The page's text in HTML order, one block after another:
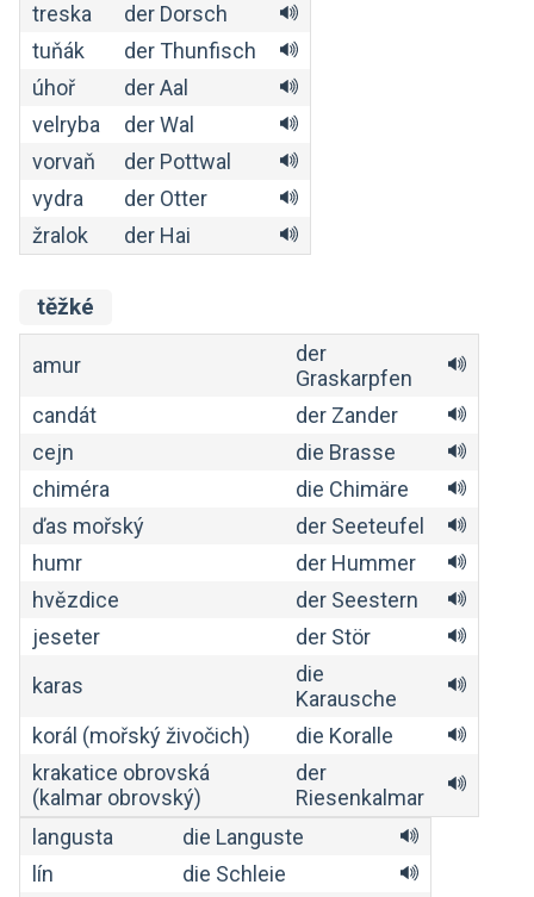
treska
der Dorsch
tuňák
der Thunfisch
úhoř
der Aal
velryba
der Wal
vorvaň
der Pottwal
vydra
der Otter
žralok
der Hai
těžké
amur
der
Graskarpfen
candát
der Zander
cejn
die Brasse
chiméra
die Chimäre
ďas mořský
der Seeteufel
humr
der Hummer
hvězdice
der Seestern
jeseter
der Stör
karas
die
Karausche
korál (mořský živočich)
die Koralle
krakatice obrovská
(kalmar obrovský)
der
Riesenkalmar
langusta
die Languste
lín
die Schleie